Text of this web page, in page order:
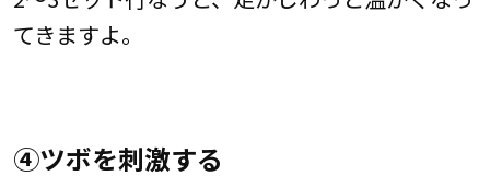
てきますよ。
④ツボを刺激する